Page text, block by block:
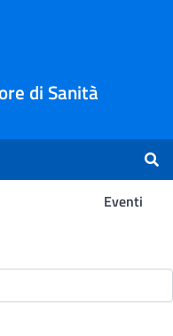
di Sanità
Eventi
-